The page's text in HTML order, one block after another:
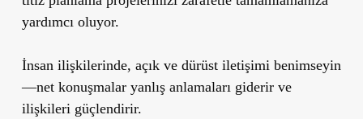
yardımcı oluyor.
İnsan ilişkilerinde, açık ve dürüst iletişimi benimseyin
—net konuşmalar yanlış anlamaları giderir ve
ilişkileri güçlendirir.